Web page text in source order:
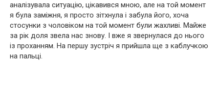
аналізувала ситуацію, цікавився мною, але на той момент
я була заміжня, я просто зітхнула і забула його, хоча
стосунки з чоловіком на той момент були жахливі. Майже
за рік доля звела нас знову. І вже я звернулася до нього
із проханням. На першу зустріч я прийшла ще з каблучкою
на пальці.